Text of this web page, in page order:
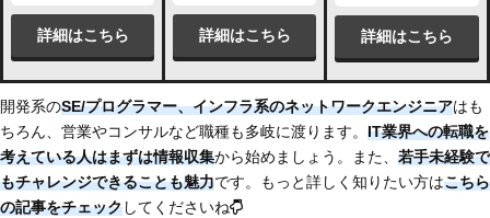
詳細はこちら 詳細はこちら 詳細はこちら
開発系のSE/プログラマー、インフラ系のネットワークエンジニアはも
ちろん、営業やコンサルなど職種も多岐に渡ります。 IT業界への転職を
考えている人はまずは情報収集から始めましょう。また、 若手未経験で
もチャレンジできることも魅力です。もっと詳しく知りたい方はこちら
の記事をチェックしてくださいね